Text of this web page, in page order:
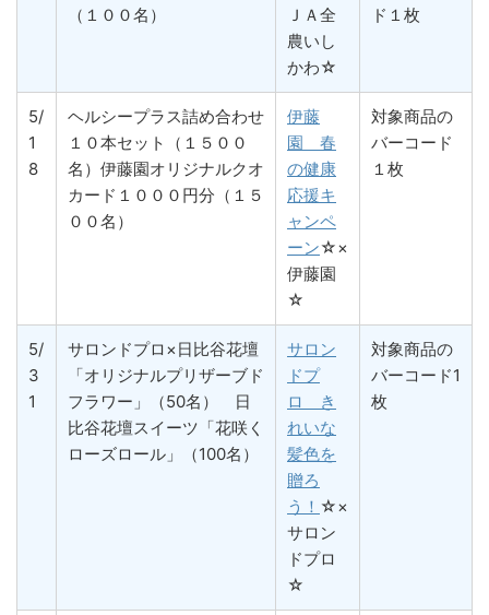
（１００名）
ＪＡ全
農いし
かわ☆
ド１枚
5/
1
8
ヘルシープラス詰め合わせ
１０本セット（１５００
名）伊藤園オリジナルクオ
カード１０００円分（１５
００名）
伊藤
園 春
の健康
応援キ
ャンペ
ーン☆×
伊藤園
☆
対象商品の
バーコード
１枚
5/
3
1
サロンドプロ×日比谷花壇
「オリジナルプリザーブド
フラワー」（50名） 日
比谷花壇スイーツ「花咲く
ローズロール」（100名）
サロン
ドプ
ロ き
れいな
髪色を
贈ろ
う！ ☆×
サロン
ドプロ
☆
対象商品の
バーコード1
枚